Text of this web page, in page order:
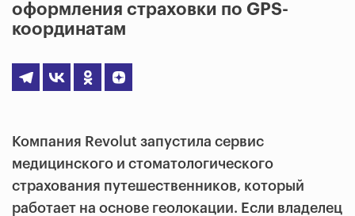
оформления страховки по GPS-
координатам
Компания Revolut запустила сервис
медицинского и стоматологического
страхования путешественников, который
работает на основе геолокации. Если владелец